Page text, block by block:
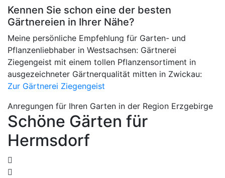
Kennen Sie schon eine der besten
Gärtnereien in Ihrer Nähe?
Meine persönliche Empfehlung für Garten- und
Pflanzenliebhaber in Westsachsen: Gärtnerei
Ziegengeist mit einem tollen Pflanzensortiment in
ausgezeichneter Gärtnerqualität mitten in Zwickau:
Zur Gärtnerei Ziegengeist
Anregungen für Ihren Garten in der Region Erzgebirge
Schöne Gärten für
Hermsdorf